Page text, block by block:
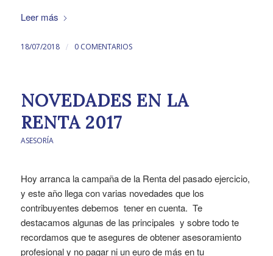
Leer más
18/07/2018 / 0 COMENTARIOS
NOVEDADES EN LA
RENTA 2017
ASESORÍA
Hoy arranca la campaña de la Renta del pasado ejercicio,
y este año llega con varias novedades que los
contribuyentes debemos tener en cuenta. Te
destacamos algunas de las principales y sobre todo te
recordamos que te asegures de obtener asesoramiento
profesional y no pagar ni un euro de más en tu